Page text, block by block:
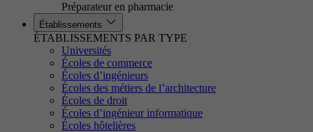
Préparateur en pharmacie
Établissements
ÉTABLISSEMENTS PAR TYPE
Universités
Écoles de commerce
Écoles d’ingénieurs
Écoles des métiers de l’architecture
Écoles de droit
Écoles d’ingénieur informatique
Écoles hôtelières